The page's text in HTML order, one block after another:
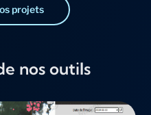
projets
nos outils